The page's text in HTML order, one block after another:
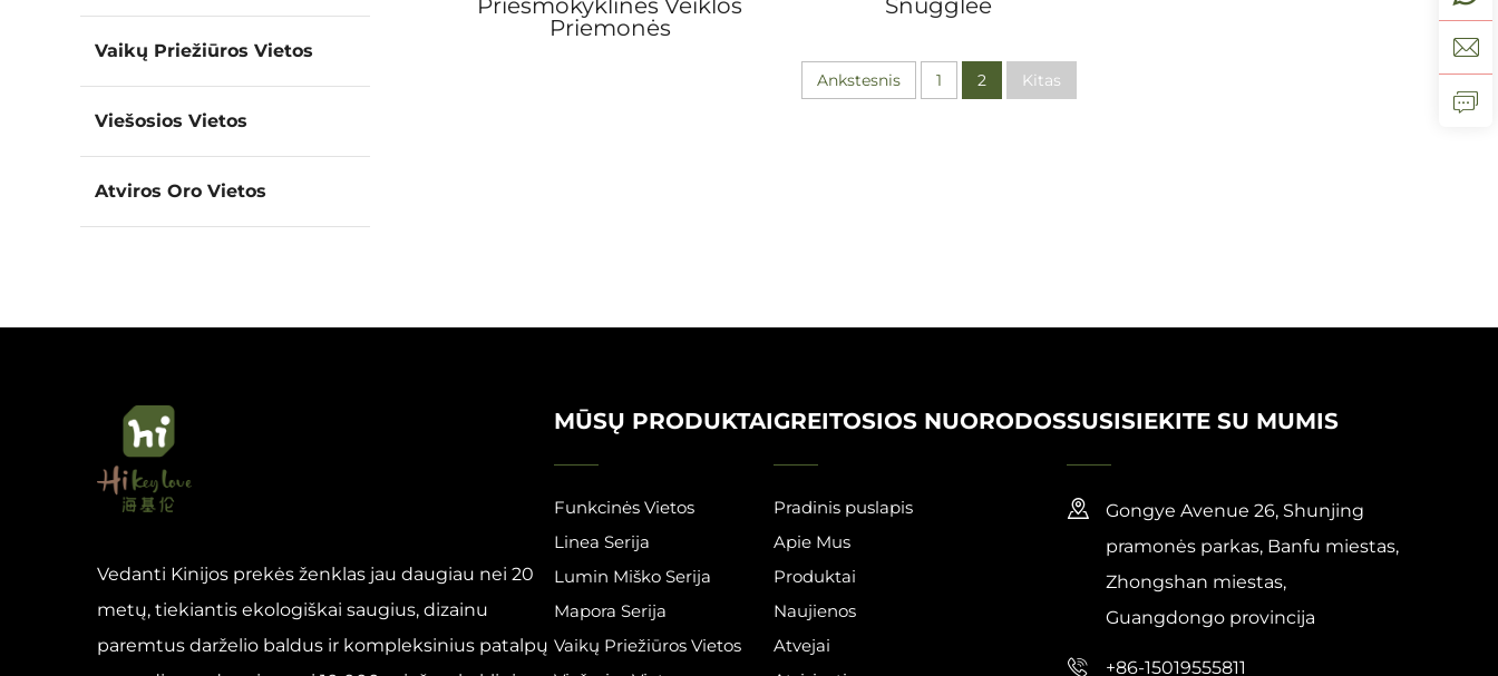
Vaikų Priežiūros Vietos
Viešosios Vietos
Atviros Oro Vietos
Priemonės
Ankstesnis 1 2 Kitas
Vedanti Kinijos prekės ženklas jau daugiau nei 20
metų, tiekiantis ekologiškai saugius, dizainu
paremtus darželio baldus ir kompleksinius patalpų
MŪSŲ PRODUKTAI
Funkcinės Vietos
Linea Serija
Lumin Miško Serija
Mapora Serija
Vaikų Priežiūros Vietos
GREITOSIOS NUORODOS
Pradinis puslapis
Apie Mus
Produktai
Naujienos
Atvejai
SUSISIEKITE SU MUMIS
Gongye Avenue 26, Shunjing
pramonės parkas, Banfu miestas,
Zhongshan miestas,
Guangdongo provincija
+86-15019555811